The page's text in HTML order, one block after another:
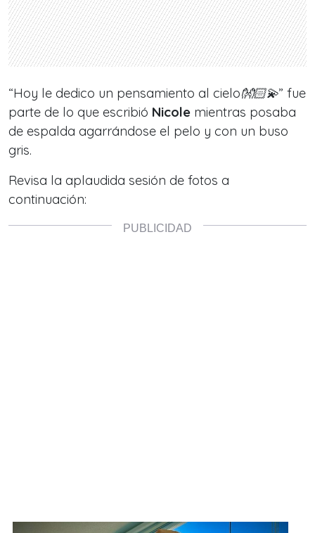
“Hoy le dedico un pensamiento al cielo👐🏻💫” fue
parte de lo que escribió Nicole mientras posaba
de espalda agarrándose el pelo y con un buso
gris.
Revisa la aplaudida sesión de fotos a
continuación: